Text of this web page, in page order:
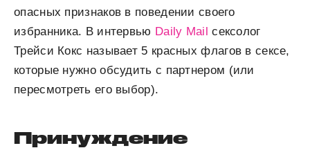
опасных признаков в поведении своего
избранника. В интервью Daily Mail сексолог
Трейси Кокс называет 5 красных флагов в сексе,
которые нужно обсудить с партнером (или
пересмотреть его выбор).
Принуждение